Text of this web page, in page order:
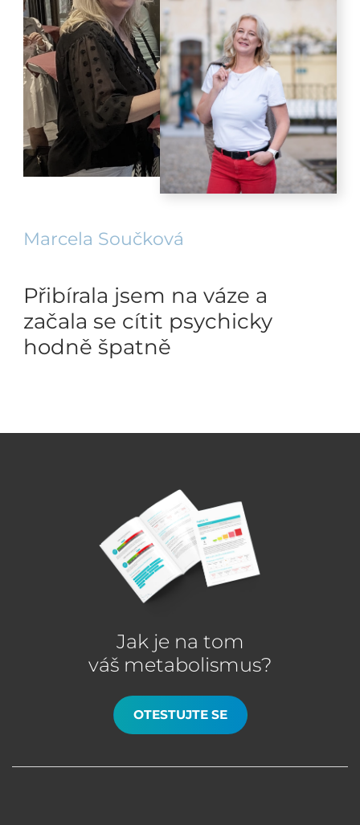
Marcela Součková
Přibírala jsem na váze a
začala se cítit psychicky
hodně špatně
Jak je na tom
váš metabolismus?
OTESTUJTE SE